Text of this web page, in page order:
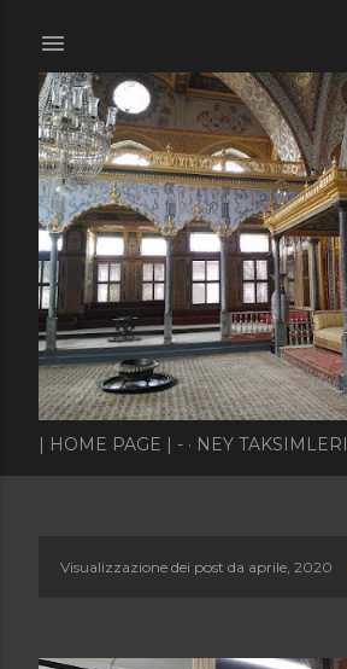
| HOME PAGE | - NEY TAKSIMLERI
Visualizzazione dei post da aprile, 2020